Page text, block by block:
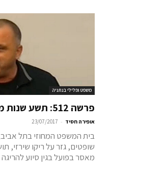
משפט ופלילי בנתניה
פרשה 512: תשע שנות מאסר לריקו שירזי
אופירה חסיד -
23/07/2017
בית המשפט המחוזי בתל
שופטים, גזר על ריקו שירזי,
מאסר בפועל בגין סיוע